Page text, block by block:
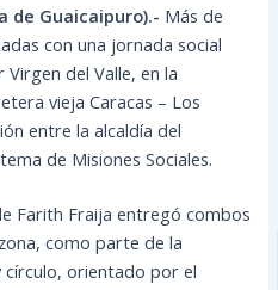
de Guaicaipuro).- Más de
con una jornada social
del Valle, en la
vieja Caracas – Los
entre la alcaldía del
de Misiones Sociales.
Farith Fraija entregó combos
como parte de la
orientado por el